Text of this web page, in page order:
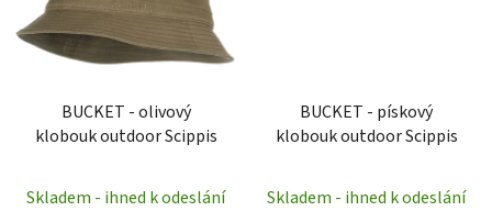
BUCKET - olivový
klobouk outdoor Scippis
Skladem - ihned k odeslání
BUCKET - pískový
klobouk outdoor Scippis
Skladem - ihned k odeslání